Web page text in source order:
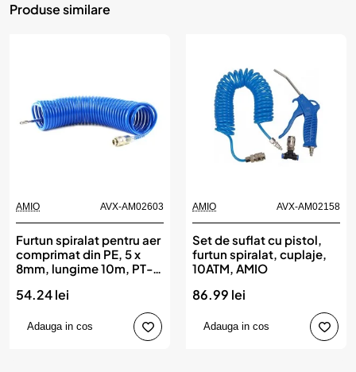
Produse similare
AMIO AVX-AM02603
Furtun spiralat pentru aer
comprimat din PE, 5 x
8mm, lungime 10m, PT-
54.24 lei
Adauga in cos
AMIO AVX-AM02158
Set de suflat cu pistol,
furtun spiralat, cuplaje,
10ATM, AMIO
86.99 lei
Adauga in cos